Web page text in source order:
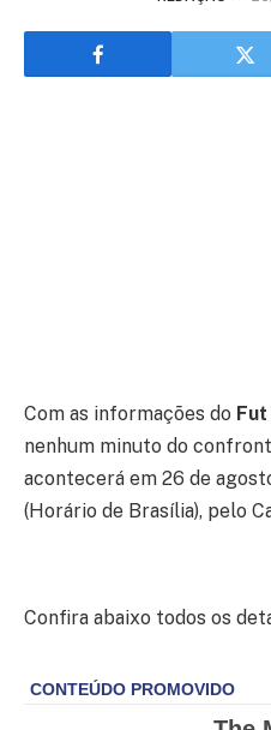
Com as informações do
nenhum minuto do
acontecerá em 26 de
(Horário de Brasília), pelo
Confira abaixo todos os